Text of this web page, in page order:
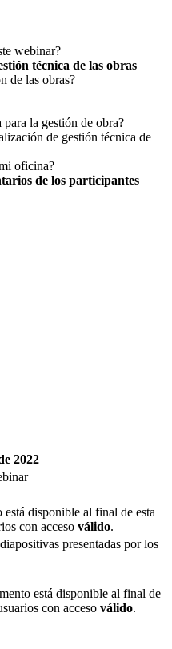
webinar?
técnica de las obras
de las obras?
la gestión de obra?
de gestión técnica de
oficina?
de los participantes
2022
está disponible al final de esta
con acceso válido.
presentadas por los
está disponible al final de
con acceso válido.